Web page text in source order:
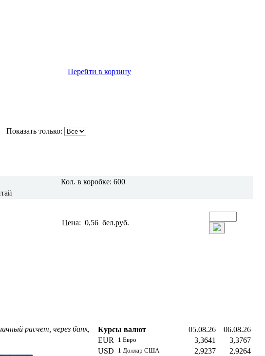
Перейти в корзину
Показать только:
Кол. в коробке: 600
Цена: 0,56 бел.руб.
расчет, через банк,
Курсы валют 05.08.26
06.08.26
EUR
1 Евро 3,3641
3,3767
USD
1 Доллар США 2,9237
2,9264